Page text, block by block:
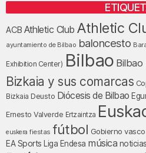
ACB Athletic Club Athletic
ayuntamiento de Bilbao baloncesto
Exhibition Center) Bilbao Bilbao
Bizkaia y sus comarcas
Bizkaia Deusto Diócesis de Bilbao
Ernesto Valverde Ertzaintza
euskera fiestas fútbol Gobierno vasco
EA Sports Liga Endesa música noticias